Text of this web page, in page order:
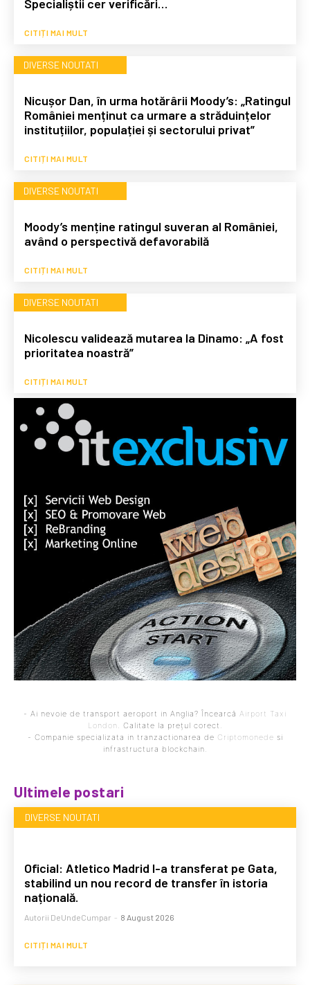
Specialiștii cer verificări…
CITIȚI MAI MULT
DIVERSE NOUTATI
Nicușor Dan, în urma hotărârii Moody’s: „Ratingul
României menținut ca urmare a străduințelor
instituțiilor, populației și sectorului privat”
CITIȚI MAI MULT
DIVERSE NOUTATI
Moody’s menține ratingul suveran al României,
având o perspectivă defavorabilă
CITIȚI MAI MULT
DIVERSE NOUTATI
Nicolescu validează mutarea la Dinamo: „A fost
prioritatea noastră”
CITIȚI MAI MULT
- Ai nevoie de transport aeroport in Anglia? Încearcă Airport Taxi
London . Calitate la prețul corect.
- Companie specializata in tranzactionarea de Criptomonede si
infrastructura blockchain.
Ultimele postari
DIVERSE NOUTATI
Oficial: Atletico Madrid l-a transferat pe Gata,
stabilind un nou record de transfer în istoria
națională.
Autorii DeUndeCumpar - 8 August 2026
CITIȚI MAI MULT